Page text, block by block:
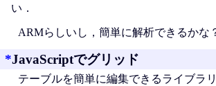
い．
ARMらしいし，簡単に解析できるかな
*JavaScriptでグリッド
テーブルを簡単に編集できるライブラ